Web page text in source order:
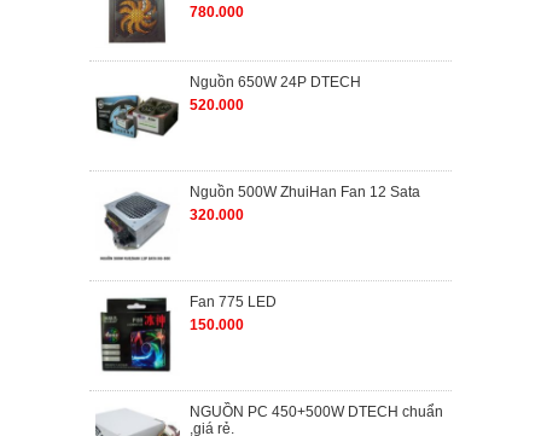
780.000
Nguồn 650W 24P DTECH
520.000
Nguồn 500W ZhuiHan Fan 12 Sata
320.000
Fan 775 LED
150.000
NGUỒN PC 450+500W DTECH chuẩn
,giá rẻ.